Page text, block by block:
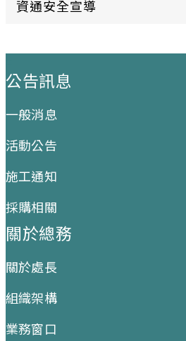
資通安全宣導
公告訊息
一般消息
活動公告
施工通知
採購相關
關於總務
關於處長
組織架構
業務窗口